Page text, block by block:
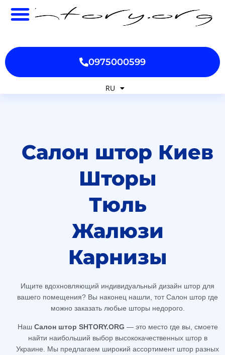
0975000599
RU
UK
Салон штор Киев
Шторы
Тюль
Жалюзи
Карнизы
Ищите вдохновляющий индивидуальный дизайн штор для
вашего помещения? Вы наконец нашли, тот Салон штор где
можно заказать любые шторы недорого.
Наш Салон штор SHTORY.ORG — это место где вы , смоете
найти наибольший выбор высококачественных штор в
Украине. Мы предлагаем широкий ассортимент штор разных